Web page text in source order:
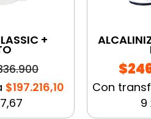
+
$197.216,10
Con
9